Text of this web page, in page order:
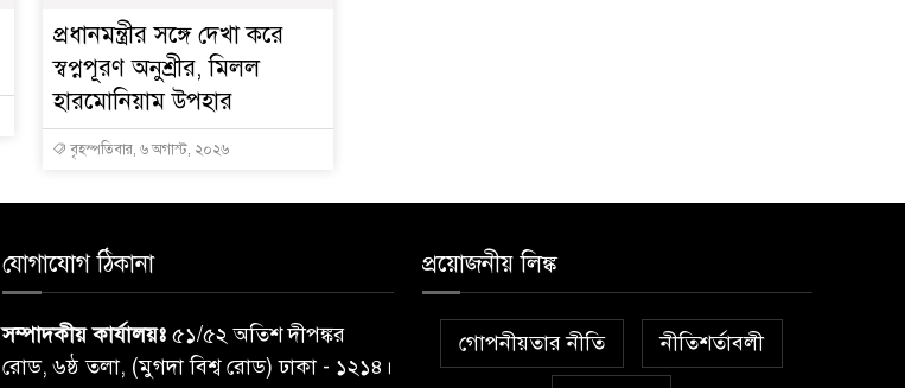
প্রধানমন্ত্রীর সঙ্গে দেখা করে
স্বপ্নপূরণ অনুশ্রীর, মিলল
হারমোনিয়াম উপহার
বৃহস্পতিবার, ৬ অগাস্ট, ২০২৬
যোগাযোগ ঠিকানা
সম্পাদকীয় কার্যালয়ঃ ৫১/৫২ অতিশ দীপঙ্কর
রোড, ৬ষ্ঠ তলা, (মুগদা বিশ্ব রোড) ঢাকা - ১২১৪।
প্রয়োজনীয় লিঙ্ক
গোপনীয়তার নীতি নীতিশর্তাবলী